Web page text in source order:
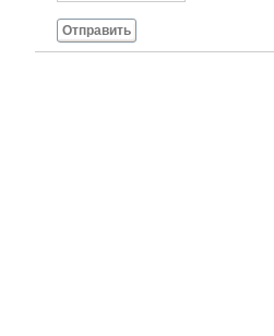
Отправить